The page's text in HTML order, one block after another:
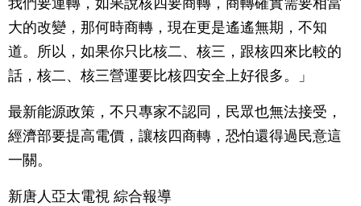
我們要運轉，如果說核四要商轉，商轉確實需要相當
大的改變，那何時商轉，現在更是遙遙無期，不知
道。所以，如果你只比核二、核三，跟核四來比較的
話，核二、核三營運要比核四安全上好很多。」
最新能源政策，不只專家不認同，民眾也無法接受，
經濟部要提高電價，讓核四商轉，恐怕還得過民意這
一關。
新唐人亞太電視 綜合報導